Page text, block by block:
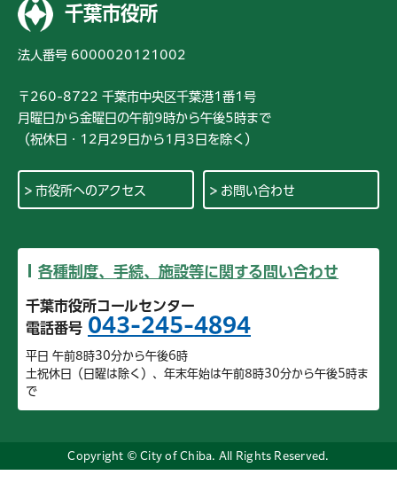
千葉市役所
法人番号 6000020121002
〒260-8722 千葉市中央区千葉港1番1号
月曜日から金曜日の午前9時から午後5時まで
（祝休日・12月29日から1月3日を除く）
市役所へのアクセス お問い合わせ
各種制度、手続、施設等に関する問い合わせ
千葉市役所コールセンター
電話番号 043-245-4894
平日 午前8時30分から午後6時
土祝休日（日曜は除く）、年末年始は午前8時30分から午後5時ま
で
Copyright © City of Chiba. All Rights Reserved.